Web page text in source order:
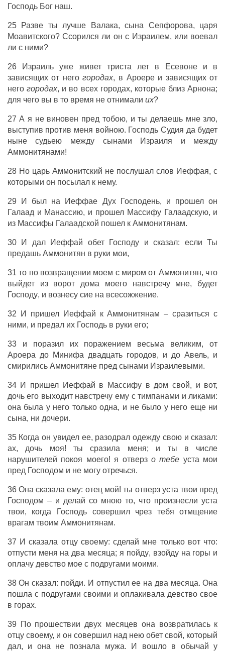
Господь Богнаш.
25 Разве ты лучше Валака,сына Сепфорова, царя
Моавитского?Ссорился ли он с Израилем, или воевал
ли с ними?
26 Израиль уже живет триста лет в Есевонеи в
зависящихот негогородах, в Ароереи зависящихот
него городах, и во всех городах, которые близ Арнона;
для чего вы в то время не отнимали их?
27 А я не виновен пред тобою, и ты делаешьмнезло,
выступив против меня войною. Господь Судия да будет
ныне
судьею между сынами Израиля и между
Аммонитянами!
28 Но царь Аммонитский не послушал слов Иеффая, с
которыми он посылалк нему.
29 И был на Иеффае Дух Господень, и прошел он
Галаад и Манассию, и прошел Массифу Галаадскую, и
из Массифы Галаадской пошелк Аммонитянам.
30 И дал Иеффай обет Господу исказал: если Ты
предашь Аммонитян в руки мои,
31 то по возвращении моем с миром от Аммонитян, что
выйдетиз ворот дома моего навстречумне, будет
Господу, и вознесусие на всесожжение.
32 И пришел Иеффай кАммонитянам –сразиться с
ними, и предалих Господьв руки его;
33 и поразилих поражением весьма великим, от
Ароера до Минифа двадцать городов, и доАвель, и
смирились Аммонитянепред сынами Израилевыми.
34 И пришел Иеффай в Массифу в дом свой, и вот,
дочьего выходит навстречу ему стимпанами и ликами:
она была у него толькоодна, и не было у него еще ни
сына, ни дочери.
35 Когда он увиделее, разодрал одежду свою исказал:
ах, дочь моя! тысразила меня; и ты в числе
нарушителей покоя моего! я отверз о тебе уста мои
пред Господом и не могу отречься.
36 Онасказала ему: отец мой! ты отверз уста твои пред
Господом – и делай со мною то, что произнесли уста
твои, когда Господь совершилчрез тебяотмщение
врагам твоим Аммонитянам.
37 Исказала отцусвоему:сделай мне только вот что:
отпусти меня на два месяца; я пойду, взойдуна горы и
оплачу девствомое с подругами моими.
38 Онсказал: пойди. И отпустилее на два месяца. Она
пошла с подругами своими иоплакивала девство свое
в горах.
39 По прошествии двух месяцев она возвратиласьк
отцусвоему, и он совершилнад неюобет свой, который
дал, и она не познала мужа. И вошло в обычай у